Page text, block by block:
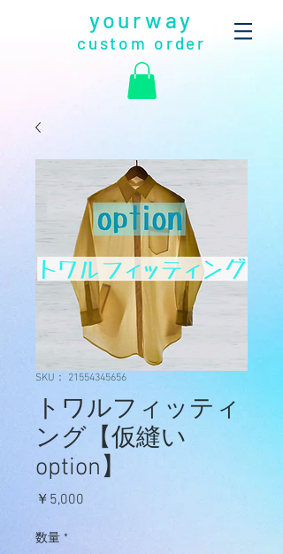
yourway
custom order
SKU： 21554345656
トワルフィッティ
ング【仮縫い
option】
￥5,000
数量 *